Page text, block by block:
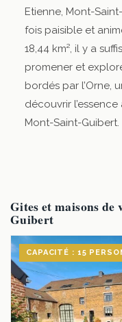
Etienne, Mont-
fois paisible et
18,44 km², il y a
promener et
bordés par l’Orne,
découvrir
Mont-Saint-Guibert.
Gites et maisons de
Guibert
CAPACITÉ : 15